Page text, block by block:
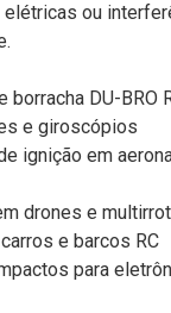
ou
borracha DU-BRO
e giroscópios
ignição em
drones e
e barcos RC
para